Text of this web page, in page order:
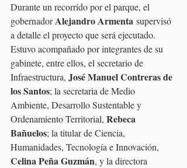
Durante un recorrido por el parque, el
gobernador Alejandro Armenta supervisó
a detalle el proyecto que será ejecutado.
Estuvo acompañado por integrantes de su
gabinete, entre ellos, el secretario de
Infraestructura, José Manuel Contreras de
los Santos; la secretaria de Medio
Ambiente, Desarrollo Sustentable y
Ordenamiento Territorial, Rebeca
Bañuelos; la titular de Ciencia,
Humanidades, Tecnología e Innovación,
Celina Peña Guzmán, y la directora